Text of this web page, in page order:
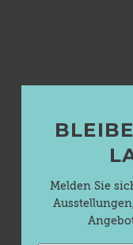
Melden Sie